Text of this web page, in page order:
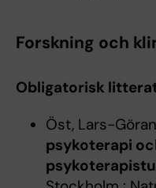
Forskning och
Obligatorisk
Öst, Lars-
psykoterapi